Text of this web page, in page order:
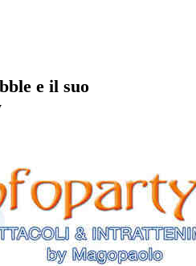
e il suo